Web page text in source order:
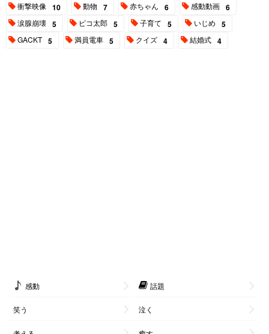
衝撃映像 10 動物 7 赤ちゃん 6 感動動画 6
涙腺崩壊 5 ピコ太郎 5 子育て 5 いじめ 5
GACKT 5 満員電車 5 クイズ 4 結婚式 4
感動 話題
笑う 泣く